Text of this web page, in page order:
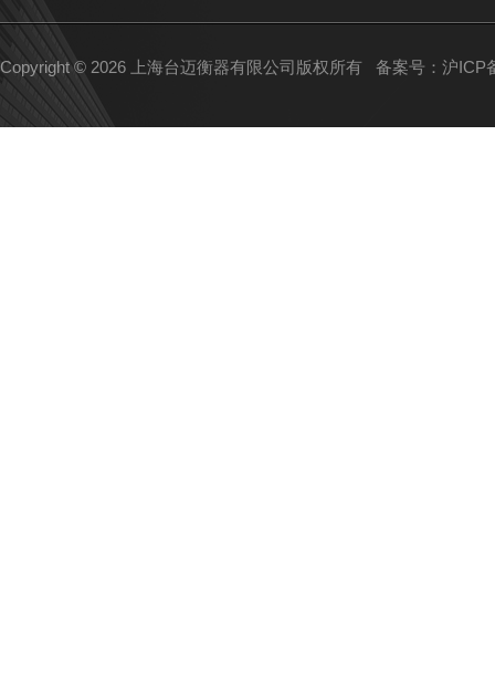
Copyright © 2026 上海台迈衡器有限公司版权所有 备案号：沪ICP